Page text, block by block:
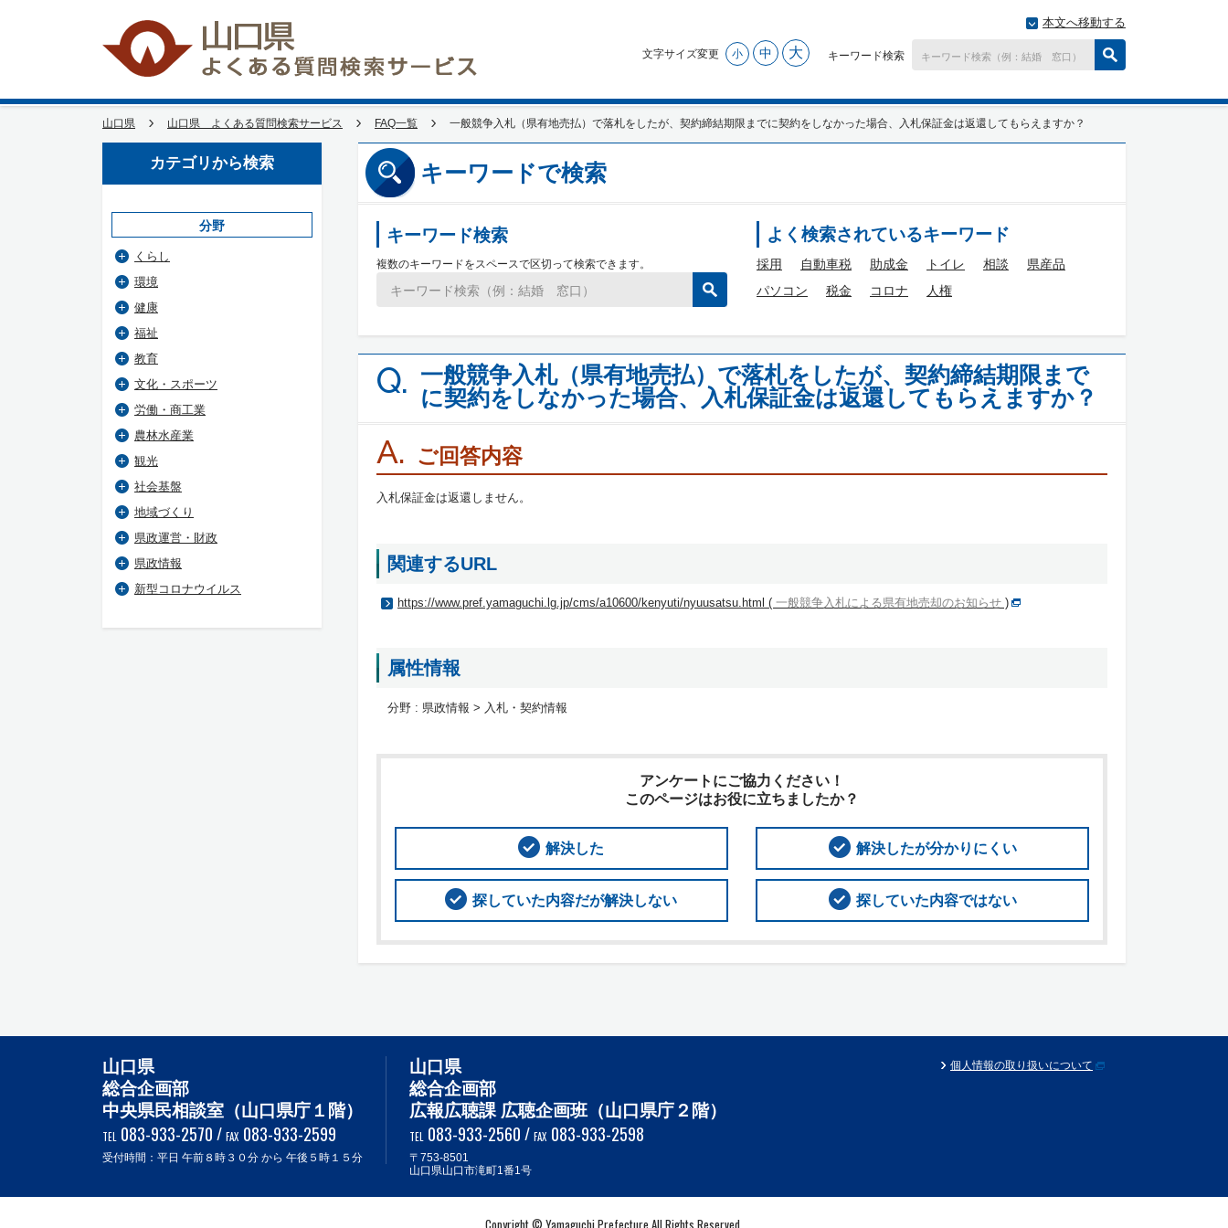
本文へ移動する
文字サイズ変更 小 中 大 キーワード検索
山口県 山口県 よくある質問検索サービス FAQ一覧 一般競争入札（県有地売払）で落札をしたが、契約締結期限までに契約をしなかった場合、入札保証金は返還してもらえますか？
キーワードで検索
キーワード検索
複数のキーワードをスペースで区切って検索できます。
よく検索されているキーワード
採用 自動車税 助成金 トイレ 相談
県産品
パソコン
税金 コロナ 人権
Q. 一般競争入札（県有地売払）で落札をしたが、契約締結期限まで
に契約をしなかった場合、入札保証金は返還してもらえますか？
A. ご回答内容
入札保証金は返還しません。
関連するURL
https://www.pref.yamaguchi.lg.jp/cms/a10600/kenyuti/nyuusatsu.html ( 一般競争入札による県有地売却のお知らせ )
属性情報
分野 : 県政情報 > 入札・契約情報
アンケートにご協力ください！
このページはお役に立ちましたか？
解決した 解決したが分かりにくい
探していた内容だが解決しない 探していた内容ではない
カテゴリから検索
分野
くらし
環境
健康
福祉
教育
文化・スポーツ
労働・商工業
農林水産業
観光
社会基盤
地域づくり
県政運営・財政
県政情報
新型コロナウイルス
山口県
総合企画部
中央県民相談室（山口県庁１階）
TEL 083-933-2570 / FAX 083-933-2599
受付時間：平日 午前８時３０分 から 午後５時１５分
山口県
総合企画部
広報広聴課 広聴企画班（山口県庁２階）
TEL 083-933-2560 / FAX 083-933-2598
〒753-8501
山口県山口市滝町1番1号
個人情報の取り扱いについて